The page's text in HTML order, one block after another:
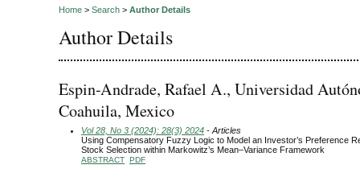
Home > Search > Author Details
Author Details
Espin-Andrade, Rafael A., Universidad
Coahuila, Mexico
Vol 28, No 3 (2024): 28(3) 2024 - Articles
Using Compensatory Fuzzy Logic to Model an Investor’s Preference
Stock Selection within Markowitz’s Mean–Variance Framework
ABSTRACT PDF